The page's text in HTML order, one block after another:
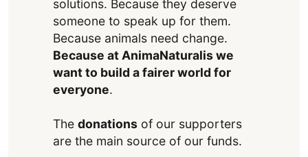
solutions. Because they deserve
someone to speak up for them.
Because animals need change.
Because at AnimaNaturalis we
want to build a fairer world for
everyone.
The donationsof our supporters
are the main source of our funds.